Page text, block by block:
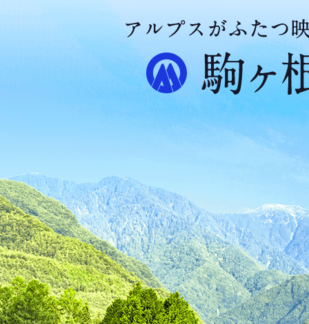
ア
ル
プ
ス
が
た
つ
映
え
る